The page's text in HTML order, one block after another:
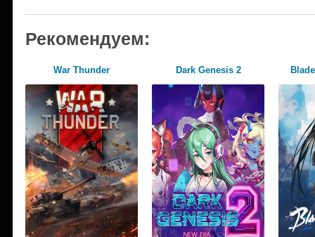
Рекомендуем:
War Thunder Dark Genesis 2